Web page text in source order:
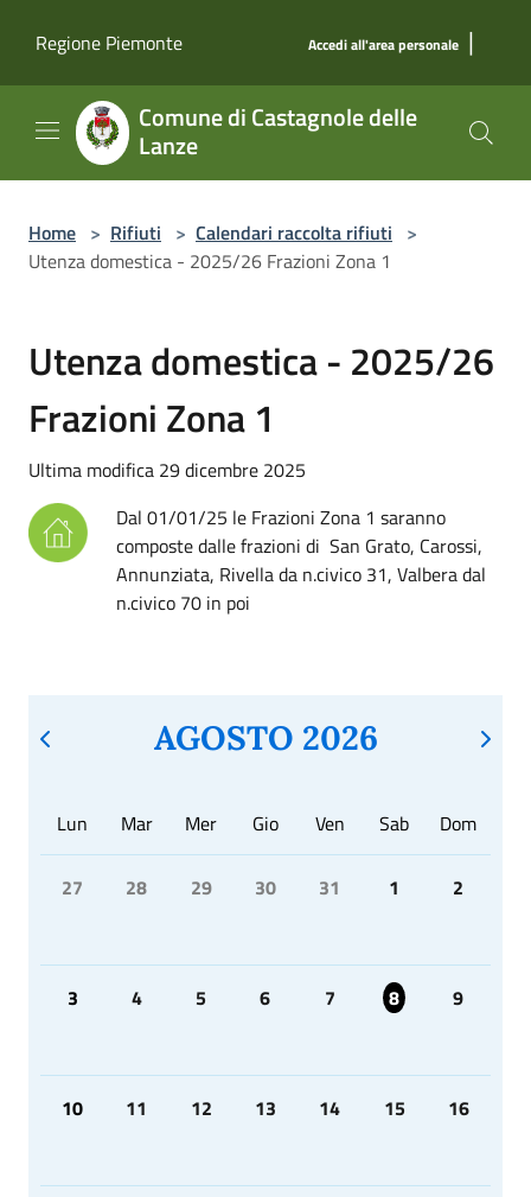
Regione Piemonte
Accedi all'area personale |
Comune di Castagnole delle
Lanze
Home > Rifiuti > Calendari raccolta rifiuti >
Utenza domestica - 2025/26 Frazioni Zona 1
Utenza domestica - 2025/26
Frazioni Zona 1
Ultima modifica 29 dicembre 2025
Dal 01/01/25 le Frazioni Zona 1 saranno
composte dalle frazioni di San Grato, Carossi,
Annunziata, Rivella da n.civico 31, Valbera dal
n.civico 70 in poi
AGOSTO 2026
Lun Mar Mer Gio Ven Sab Dom
27 28 29 30 31 1 2
3 4 5 6 7 8 9
10 11 12 13 14 15 16